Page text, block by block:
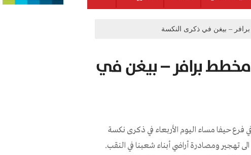
– بيغن في ذكرى النكسة
برافر – بيغن في
حيفا مساء اليوم الأربعاء في ذكرى نكسة
ومصادرة أراضي أبناء شعبنا في النقب.